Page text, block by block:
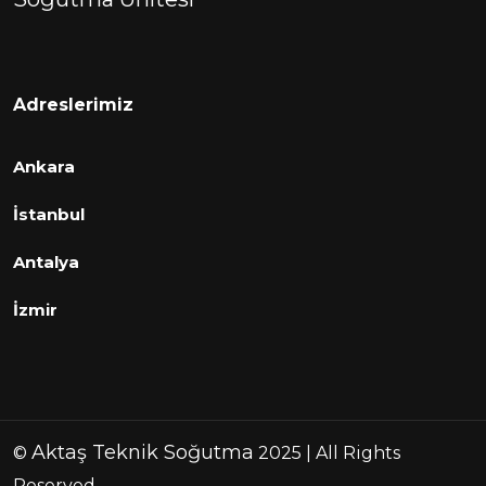
Adreslerimiz
Ankara
İstanbul
Antalya
İzmir
© Aktaş Teknik Soğutma 2025 | All Rights